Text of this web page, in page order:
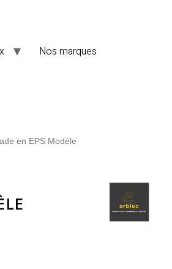
Nos marques
en EPS Modèle